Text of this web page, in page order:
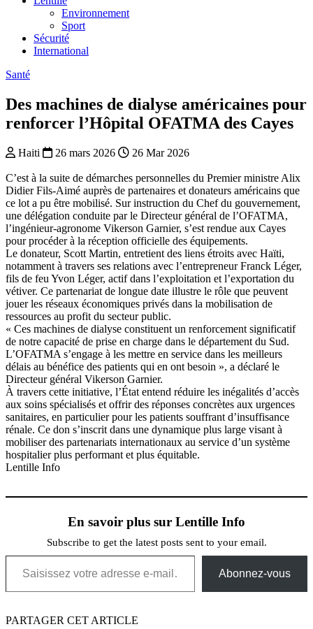
Environnement
Sport
Sécurité
International
Santé
Des machines de dialyse américaines pour
renforcer l’Hôpital OFATMA des Cayes
Haiti 26 mars 2026 26 Mar 2026
C’est à la suite de démarches personnelles du Premier ministre Alix
Didier Fils-Aimé auprès de partenaires et donateurs américains que
ce lot a pu être mobilisé. Sur instruction du Chef du gouvernement,
une délégation conduite par le Directeur général de l’OFATMA,
l’ingénieur-agronome Vikerson Garnier, s’est rendue aux Cayes
pour procéder à la réception officielle des équipements.
Le donateur, Scott Martin, entretient des liens étroits avec Haïti,
notamment à travers ses relations avec l’entrepreneur Franck Léger,
fils de feu Yvon Léger, actif dans l’exploitation et l’exportation du
vétiver. Ce partenariat de longue date illustre le rôle que peuvent
jouer les réseaux économiques privés dans la mobilisation de
ressources au profit du secteur public.
« Ces machines de dialyse constituent un renforcement significatif
de notre capacité de prise en charge dans le département du Sud.
L’OFATMA s’engage à les mettre en service dans les meilleurs
délais au bénéfice des patients qui en ont besoin », a déclaré le
Directeur général Vikerson Garnier.
À travers cette initiative, l’État entend réduire les inégalités d’accès
aux soins spécialisés et offrir des réponses concrètes aux urgences
sanitaires, en particulier pour les patients souffrant d’insuffisance
rénale. Ce don s’inscrit dans une dynamique plus large visant à
mobiliser des partenariats internationaux au service d’un système
hospitalier plus performant et plus équitable.
Lentille Info
En savoir plus sur Lentille Info
Subscribe to get the latest posts sent to your email.
Saisissez votre adresse e-mail…
Abonnez-vous
PARTAGER CET ARTICLE